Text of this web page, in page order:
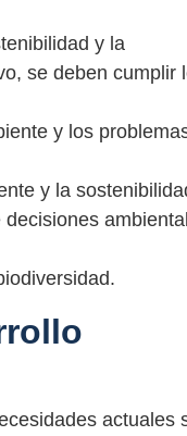
y la
se deben cumplir
y los
y la
actuales